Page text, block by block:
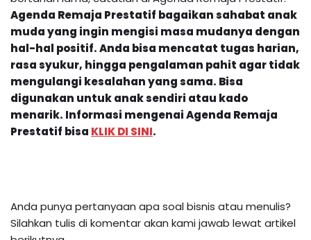
Agenda Remaja Prestatif bagaikan sahabat anak
muda yang ingin mengisi masa mudanya dengan
hal-hal positif. Anda bisa mencatat tugas harian,
rasa syukur, hingga pengalaman pahit agar tidak
mengulangi kesalahan yang sama. Bisa
digunakan untuk anak sendiri atau kado
menarik. Informasi mengenaiAgenda Remaja
Prestatif bisa KLIK DI SINI.
Anda punya pertanyaan apa soal bisnis atau menulis?
Silahkan tulis di komentar akan kami jawab lewat artikel